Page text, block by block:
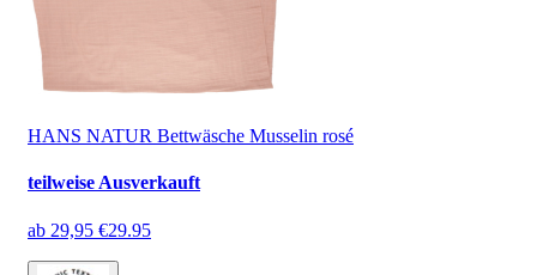
HANS NATUR Bettwäsche Musselin rosé
teilweise Ausverkauft
ab 29,95 €29.95